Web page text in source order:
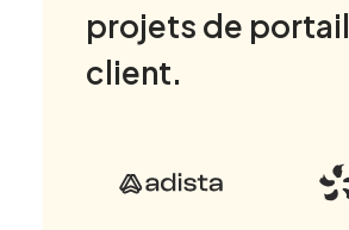
projets de portail
client.